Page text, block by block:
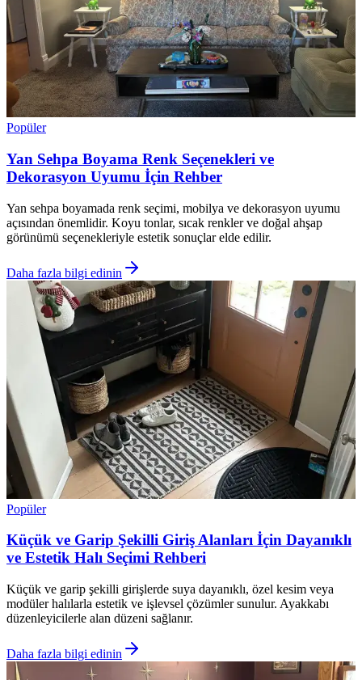
Popüler
Yan Sehpa Boyama Renk Seçenekleri ve
Dekorasyon Uyumu İçin Rehber
Yan sehpa boyamada renk seçimi, mobilya ve dekorasyon uyumu
açısından önemlidir. Koyu tonlar, sıcak renkler ve doğal ahşap
görünümü seçenekleriyle estetik sonuçlar elde edilir.
Daha fazla bilgi edinin
Popüler
Küçük ve Garip Şekilli Giriş Alanları İçin Dayanıklı
ve Estetik Halı Seçimi Rehberi
Küçük ve garip şekilli girişlerde suya dayanıklı, özel kesim veya
modüler halılarla estetik ve işlevsel çözümler sunulur. Ayakkabı
düzenleyicilerle alan düzeni sağlanır.
Daha fazla bilgi edinin